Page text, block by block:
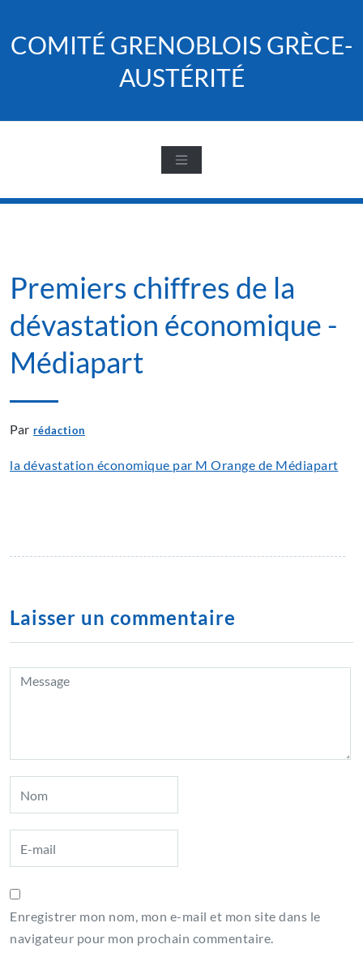
content
COMITÉ GRENOBLOIS GRÈCE-
AUSTÉRITÉ
Premiers chiffres de la
dévastation économique -
Médiapart
Par rédaction
la dévastation économique par M Orange de Médiapart
Laisser un commentaire
Enregistrer mon nom, mon e-mail et mon site dans le
navigateur pour mon prochain commentaire.